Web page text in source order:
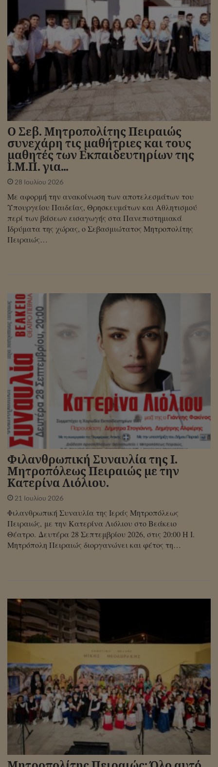
Ο Σεβ. Μητροπολίτης Πειραιώς
συνεχάρη τις μαθήτριες και τους
μαθητές των Εκπαιδευτηρίων της
Ι.Μ.Π. για…
28 Ιουλίου 2026
Με αφορμή την ανακοίνωση των αποτελεσμάτων του
Υπουργείου Παιδείας, Θρησκευμάτων και Αθλητισμού
περί των βάσεων εισαγωγής στα Πανεπιστημιακά
Ιδρύματα της χώρας, ο Σεβασμιώτατος Μητροπολίτης
Πειραιώς…
Φιλανθρωπική Συναυλία της Ι.
Μητροπόλεως Πειραιώς με την
Κατερίνα Λιόλιου.
21 Ιουλίου 2026
Φιλανθρωπική Συναυλία της Ιεράς Μητροπόλεως
Πειραιώς, με την Κατερίνα Λιόλιου στο Βεάκειο
Θέατρο. Δευτέρα 28 Σεπτεμβρίου 2026, στις 20:00 Η Ι.
Μητρόπολη Πειραιώς διοργανώνει και φέτος τη…